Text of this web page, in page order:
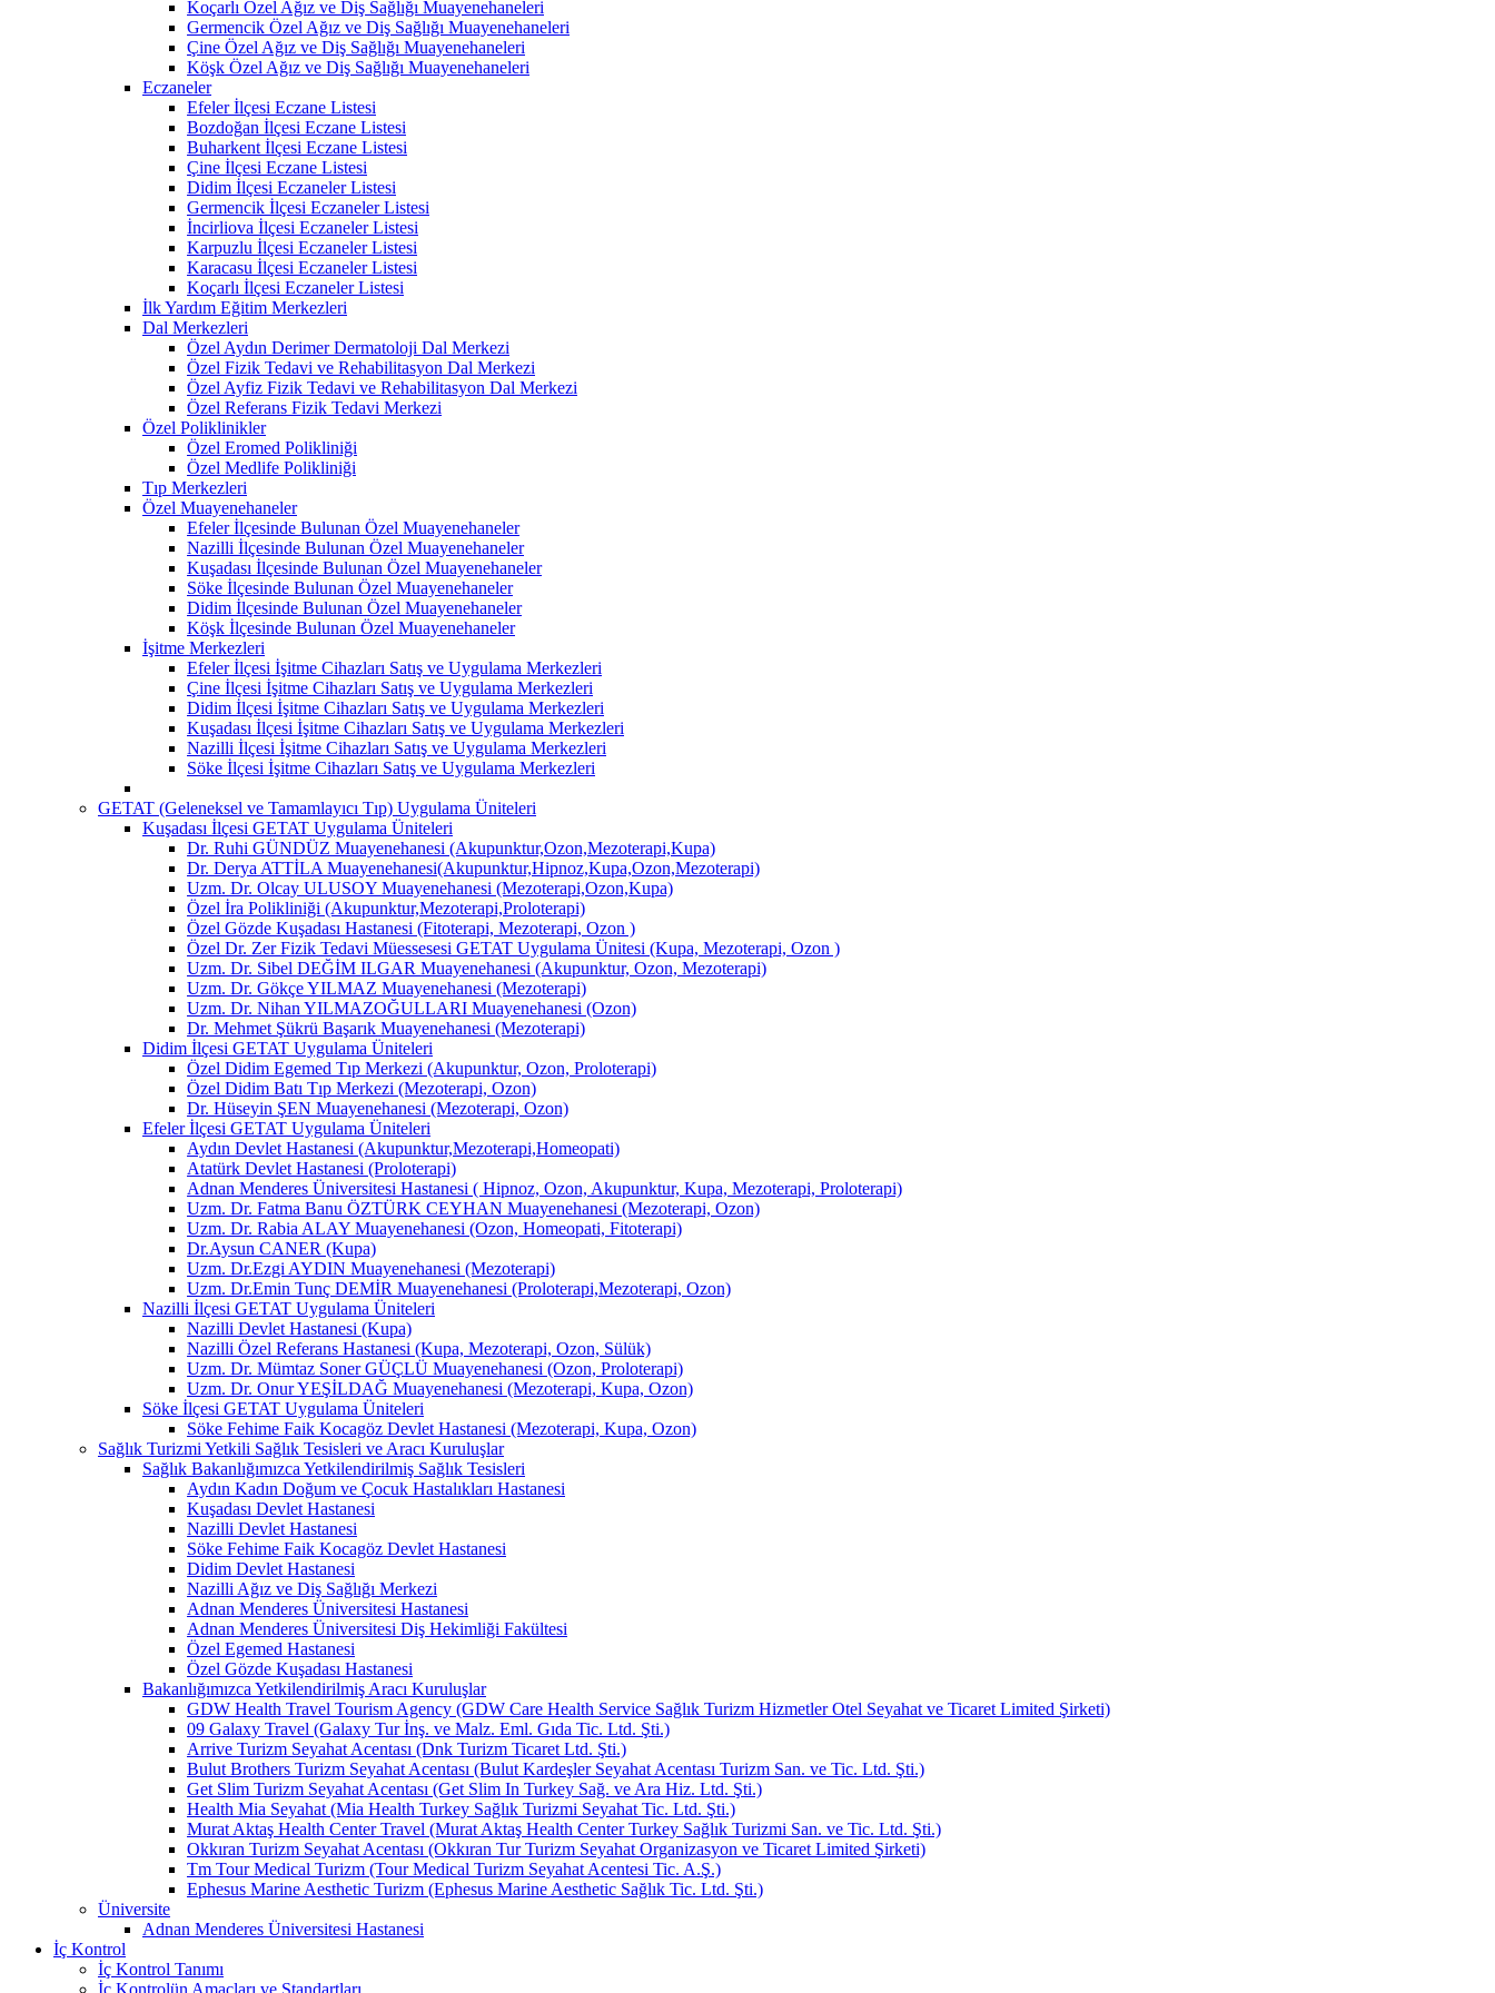
Koçarlı Özel Ağız ve Diş Sağlığı Muayenehaneleri
Germencik Özel Ağız ve Diş Sağlığı Muayenehaneleri
Çine Özel Ağız ve Diş Sağlığı Muayenehaneleri
Köşk Özel Ağız ve Diş Sağlığı Muayenehaneleri
Eczaneler
Efeler İlçesi Eczane Listesi
Bozdoğan İlçesi Eczane Listesi
Buharkent İlçesi Eczane Listesi
Çine İlçesi Eczane Listesi
Didim İlçesi Eczaneler Listesi
Germencik İlçesi Eczaneler Listesi
İncirliova İlçesi Eczaneler Listesi
Karpuzlu İlçesi Eczaneler Listesi
Karacasu İlçesi Eczaneler Listesi
Koçarlı İlçesi Eczaneler Listesi
İlk Yardım Eğitim Merkezleri
Dal Merkezleri
Özel Aydın Derimer Dermatoloji Dal Merkezi
Özel Fizik Tedavi ve Rehabilitasyon Dal Merkezi
Özel Ayfiz Fizik Tedavi ve Rehabilitasyon Dal Merkezi
Özel Referans Fizik Tedavi Merkezi
Özel Poliklinikler
Özel Eromed Polikliniği
Özel Medlife Polikliniği
Tıp Merkezleri
Özel Muayenehaneler
Efeler İlçesinde Bulunan Özel Muayenehaneler
Nazilli İlçesinde Bulunan Özel Muayenehaneler
Kuşadası İlçesinde Bulunan Özel Muayenehaneler
Söke İlçesinde Bulunan Özel Muayenehaneler
Didim İlçesinde Bulunan Özel Muayenehaneler
Köşk İlçesinde Bulunan Özel Muayenehaneler
İşitme Merkezleri
Efeler İlçesi İşitme Cihazları Satış ve Uygulama Merkezleri
Çine İlçesi İşitme Cihazları Satış ve Uygulama Merkezleri
Didim İlçesi İşitme Cihazları Satış ve Uygulama Merkezleri
Kuşadası İlçesi İşitme Cihazları Satış ve Uygulama Merkezleri
Nazilli İlçesi İşitme Cihazları Satış ve Uygulama Merkezleri
Söke İlçesi İşitme Cihazları Satış ve Uygulama Merkezleri
GETAT (Geleneksel ve Tamamlayıcı Tıp) Uygulama Üniteleri
Kuşadası İlçesi GETAT Uygulama Üniteleri
Dr. Ruhi GÜNDÜZ Muayenehanesi (Akupunktur,Ozon,Mezoterapi,Kupa)
Dr. Derya ATTİLA Muayenehanesi(Akupunktur,Hipnoz,Kupa,Ozon,Mezoterapi)
Uzm. Dr. Olcay ULUSOY Muayenehanesi (Mezoterapi,Ozon,Kupa)
Özel İra Polikliniği (Akupunktur,Mezoterapi,Proloterapi)
Özel Gözde Kuşadası Hastanesi (Fitoterapi, Mezoterapi, Ozon )
Özel Dr. Zer Fizik Tedavi Müessesesi GETAT Uygulama Ünitesi (Kupa, Mezoterapi, Ozon )
Uzm. Dr. Sibel DEĞİM ILGAR Muayenehanesi (Akupunktur, Ozon, Mezoterapi)
Uzm. Dr. Gökçe YILMAZ Muayenehanesi (Mezoterapi)
Uzm. Dr. Nihan YILMAZOĞULLARI Muayenehanesi (Ozon)
Dr. Mehmet Şükrü Başarık Muayenehanesi (Mezoterapi)
Didim İlçesi GETAT Uygulama Üniteleri
Özel Didim Egemed Tıp Merkezi (Akupunktur, Ozon, Proloterapi)
Özel Didim Batı Tıp Merkezi (Mezoterapi, Ozon)
Dr. Hüseyin ŞEN Muayenehanesi (Mezoterapi, Ozon)
Efeler İlçesi GETAT Uygulama Üniteleri
Aydın Devlet Hastanesi (Akupunktur,Mezoterapi,Homeopati)
Atatürk Devlet Hastanesi (Proloterapi)
Adnan Menderes Üniversitesi Hastanesi ( Hipnoz, Ozon, Akupunktur, Kupa, Mezoterapi, Proloterapi)
Uzm. Dr. Fatma Banu ÖZTÜRK CEYHAN Muayenehanesi (Mezoterapi, Ozon)
Uzm. Dr. Rabia ALAY Muayenehanesi (Ozon, Homeopati, Fitoterapi)
Dr.Aysun CANER (Kupa)
Uzm. Dr.Ezgi AYDIN Muayenehanesi (Mezoterapi)
Uzm. Dr.Emin Tunç DEMİR Muayenehanesi (Proloterapi,Mezoterapi, Ozon)
Nazilli İlçesi GETAT Uygulama Üniteleri
Nazilli Devlet Hastanesi (Kupa)
Nazilli Özel Referans Hastanesi (Kupa, Mezoterapi, Ozon, Sülük)
Uzm. Dr. Mümtaz Soner GÜÇLÜ Muayenehanesi (Ozon, Proloterapi)
Uzm. Dr. Onur YEŞİLDAĞ Muayenehanesi (Mezoterapi, Kupa, Ozon)
Söke İlçesi GETAT Uygulama Üniteleri
Söke Fehime Faik Kocagöz Devlet Hastanesi (Mezoterapi, Kupa, Ozon)
Sağlık Turizmi Yetkili Sağlık Tesisleri ve Aracı Kuruluşlar
Sağlık Bakanlığımızca Yetkilendirilmiş Sağlık Tesisleri
Aydın Kadın Doğum ve Çocuk Hastalıkları Hastanesi
Kuşadası Devlet Hastanesi
Nazilli Devlet Hastanesi
Söke Fehime Faik Kocagöz Devlet Hastanesi
Didim Devlet Hastanesi
Nazilli Ağız ve Diş Sağlığı Merkezi
Adnan Menderes Üniversitesi Hastanesi
Adnan Menderes Üniversitesi Diş Hekimliği Fakültesi
Özel Egemed Hastanesi
Özel Gözde Kuşadası Hastanesi
Bakanlığımızca Yetkilendirilmiş Aracı Kuruluşlar
GDW Health Travel Tourism Agency (GDW Care Health Service Sağlık Turizm Hizmetler Otel Seyahat ve Ticaret Limited Şirketi)
09 Galaxy Travel (Galaxy Tur İnş. ve Malz. Eml. Gıda Tic. Ltd. Şti.)
Arrive Turizm Seyahat Acentası (Dnk Turizm Ticaret Ltd. Şti.)
Bulut Brothers Turizm Seyahat Acentası (Bulut Kardeşler Seyahat Acentası Turizm San. ve Tic. Ltd. Şti.)
Get Slim Turizm Seyahat Acentası (Get Slim In Turkey Sağ. ve Ara Hiz. Ltd. Şti.)
Health Mia Seyahat (Mia Health Turkey Sağlık Turizmi Seyahat Tic. Ltd. Şti.)
Murat Aktaş Health Center Travel (Murat Aktaş Health Center Turkey Sağlık Turizmi San. ve Tic. Ltd. Şti.)
Okkıran Turizm Seyahat Acentası (Okkıran Tur Turizm Seyahat Organizasyon ve Ticaret Limited Şirketi)
Tm Tour Medical Turizm (Tour Medical Turizm Seyahat Acentesi Tic. A.Ş.)
Ephesus Marine Aesthetic Turizm (Ephesus Marine Aesthetic Sağlık Tic. Ltd. Şti.)
Üniversite
Adnan Menderes Üniversitesi Hastanesi
İç Kontrol
İç Kontrol Tanımı
İç Kontrolün Amaçları ve Standartları